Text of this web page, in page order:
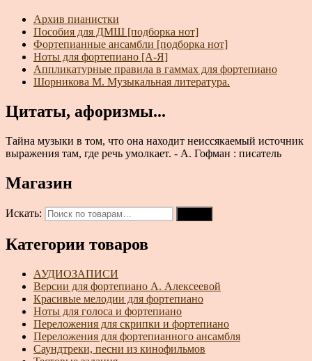
Архив пианистки
Пособия для ДМШ [подборка нот]
Фортепианные ансамбли [подборка нот]
Ноты для фортепиано [А-Я]
Аппликатурные правила в гаммах для фортепиано
Шорникова М. Музыкальная литература.
Цитаты, афоризмы...
Тайна музыки в том, что она находит неиссякаемый источник
выражения там, где речь умолкает. - А. Гофман : писатель
Магазин
Искать:
Категории товаров
АУДИОЗАПИСИ
Версии для фортепиано А. Алексеевой
Красивые мелодии для фортепиано
Ноты для голоса и фортепиано
Переложения для скрипки и фортепиано
Переложения для фортепианного ансамбля
Саундтреки, песни из кинофильмов